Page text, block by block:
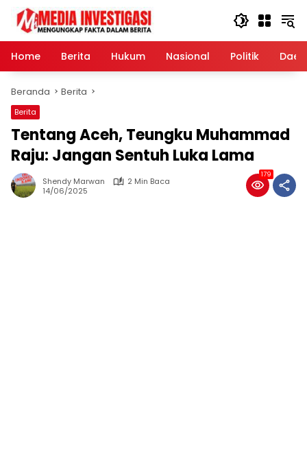
Langsung
konten
Home
Berita Hukum Nasional Politik
Beranda Berita
Berita
Tentang Aceh, Teungku Muhammad
Raju: Jangan Sentuh Luka Lama
Shendy Marwan
2 Min Baca
14/06/2025
179